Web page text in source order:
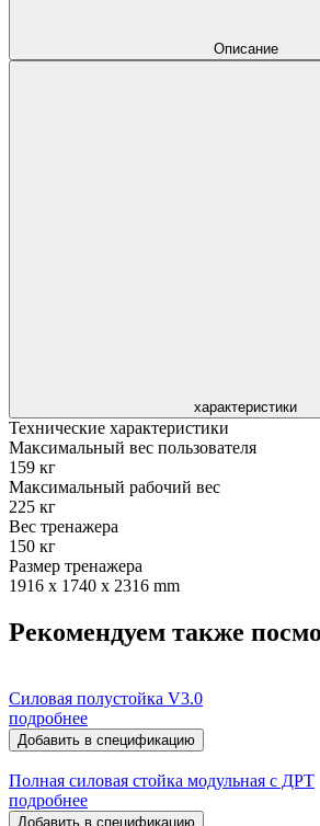
Описание
характеристики
Технические характеристики
Максимальный вес пользователя
159 кг
Максимальный рабочий вес
225 кг
Вес тренажера
150 кг
Размер тренажера
1916 x 1740 x 2316 mm
Рекомендуем также
Силовая полустойка V3.0
подробнее
Добавить в спецификацию
Полная силовая стойка модульная с ДРТ
подробнее
Добавить в спецификацию